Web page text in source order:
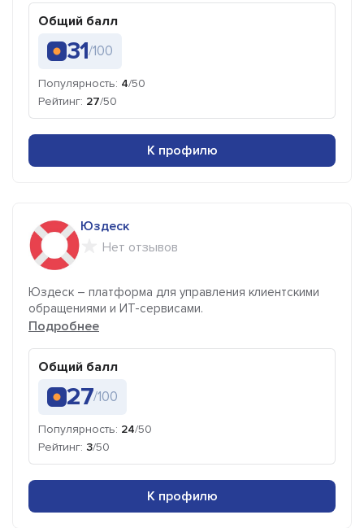
Общий балл
31/100
Популярность: 4/50
Рейтинг: 27/50
К профилю
Юздеск
Нет отзывов
Юздеск – платформа для управления клиентскими
обращениями и ИТ-сервисами.
Подробнее
Общий балл
27/100
Популярность: 24/50
Рейтинг: 3/50
К профилю